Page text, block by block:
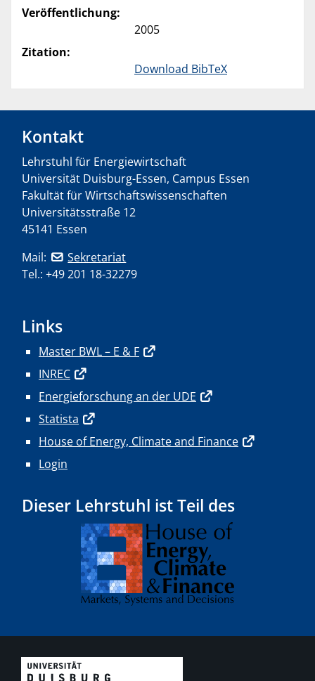
Veröffentlichung:
2005
Zitation:
Download BibTeX
Kontakt
Lehrstuhl für Energiewirtschaft
Universität Duisburg-Essen, Campus Essen
Fakultät für Wirtschaftswissenschaften
Universitätsstraße 12
45141 Essen
Mail:
Sekretariat
Tel.: +49 201 18-32279
Links
Master BWL – E & F
INREC
Energieforschung an der UDE
Statista
House of Energy, Climate and Finance
Login
Dieser Lehrstuhl ist Teil des